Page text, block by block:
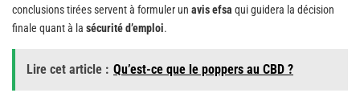
conclusions tirées servent à formuler un avis efsa qui guidera la décision
finale quant à la sécurité d’emploi.
Lire cet article : Qu’est-ce que le poppers au CBD ?